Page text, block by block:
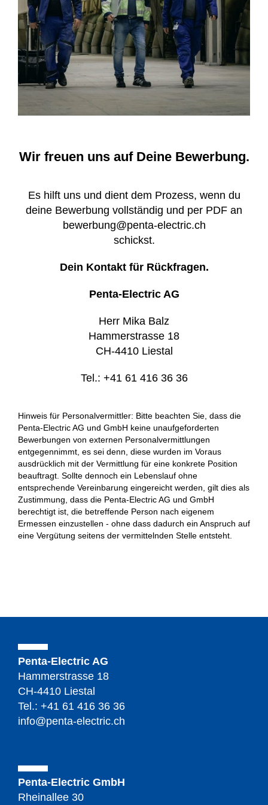
Wir freuen uns auf Deine Bewerbung.
Es hilft uns und dient dem Prozess, wenn du
deine Bewerbung vollständig und per PDF an
bewerbung@penta-electric.ch
schickst.
Dein Kontakt für Rückfragen.
Penta-Electric AG
Herr Mika Balz
Hammerstrasse 18
CH-4410 Liestal
Tel.: +41 61 416 36 36
Hinweis für Personalvermittler: Bitte beachten Sie, dass die
Penta-Electric AG und GmbH keine unaufgeforderten
Bewerbungen von externen Personalvermittlungen
entgegennimmt, es sei denn, diese wurden im Voraus
ausdrücklich mit der Vermittlung für eine konkrete Position
beauftragt. Sollte dennoch ein Lebenslauf ohne
entsprechende Vereinbarung eingereicht werden, gilt dies als
Zustimmung, dass die Penta-Electric AG und GmbH
berechtigt ist, die betreffende Person nach eigenem
Ermessen einzustellen - ohne dass dadurch ein Anspruch auf
eine Vergütung seitens der vermittelnden Stelle entsteht.
Penta-Electric AG
Hammerstrasse 18
CH-4410 Liestal
Tel.: +41 61 416 36 36
info@penta-electric.ch
Penta-Electric GmbH
Rheinallee 30